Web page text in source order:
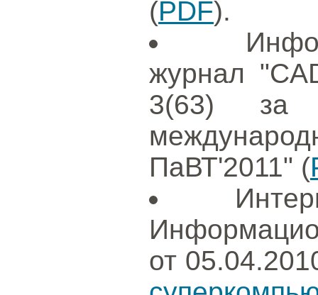
(PDF).
журнал
3(63) за
ПаВТ'2011" (
от